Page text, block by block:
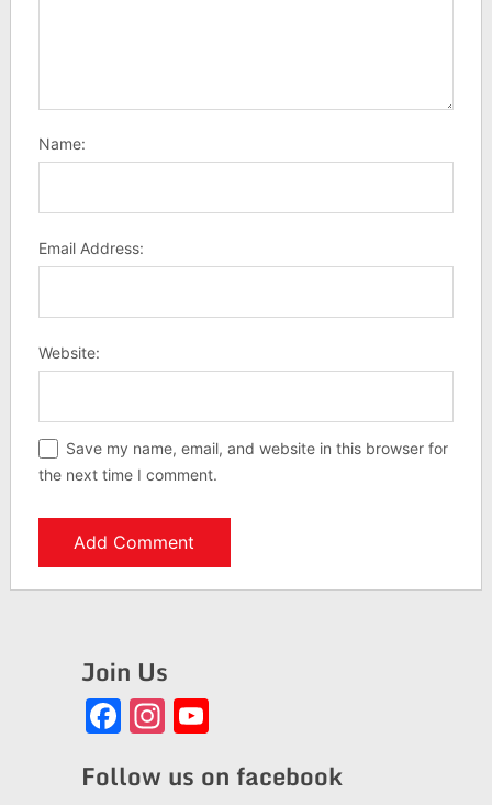
Name:
Email Address:
Website:
Save my name, email, and website in this browser for
the next time I comment.
Join Us
Facebook
Instagram
YouTube
Follow us on facebook